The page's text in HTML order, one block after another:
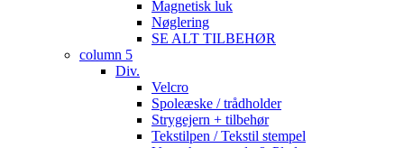
Magnetisk luk
Nøglering
SE ALT TILBEHØR
column 5
Div.
Velcro
Spoleæske / trådholder
Strygejern + tilbehør
Tekstilpen / Tekstil stempel